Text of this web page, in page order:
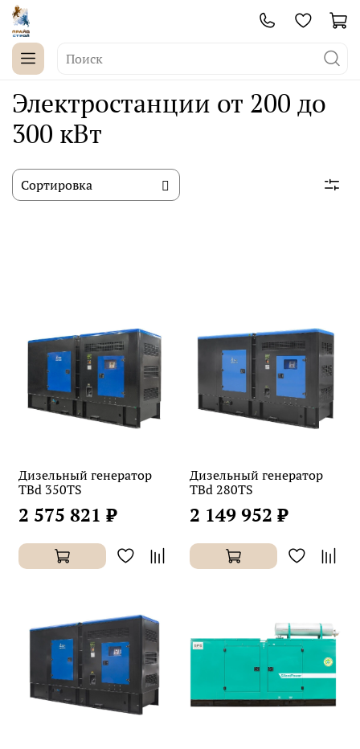
Электростанции от 200 до
300 кВт
Дизельный генератор
TBd 350TS
2 575 821 ₽
Дизельный генератор
TBd 280TS
2 149 952 ₽